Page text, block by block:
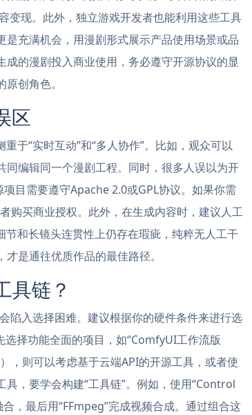
变现。此外，独立游戏开发者也能利用这些工具
充满机会，用漫剧形式展示产品使用场景或品
的漫剧投入商业使用，务必遵守开源协议的显
创角色。
区
重于“实时互动”和“多人协作”。比如，观众可以
编辑同一个漫剧工程。同时，很多人误以为开
目需要遵守Apache 2.0或GPL协议。如果你需
购买商业授权。此外，在生成内容时，建议人工
和长镜头连贯性上仍存在瑕疵，纯粹无人工干
是通往优质作品的最佳路径。
具链？
陷入选择困难。建议根据你的硬件条件来进行选
择功能全面的项目，如“ComfyUI工作流版
，则可以考虑基于云端API的开源工具，或者使
，要学会构建“工具链”。例如，使用“Control
，最后用“FFmpeg”完成视频合成。通过组合这